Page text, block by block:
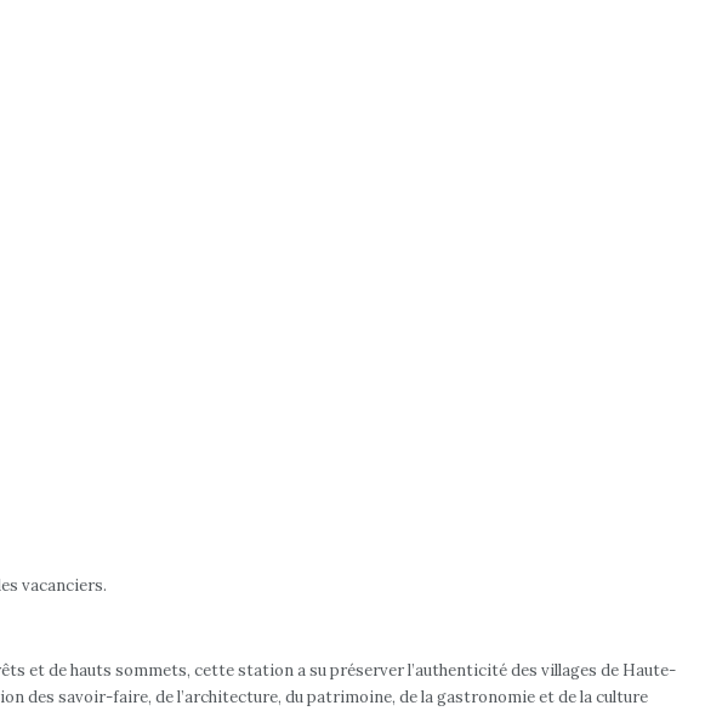
vacanciers.
et de hauts sommets, cette station a su préserver l’authenticité des villages de Haute-
des savoir-faire, de l’architecture, du patrimoine, de la gastronomie et de la culture